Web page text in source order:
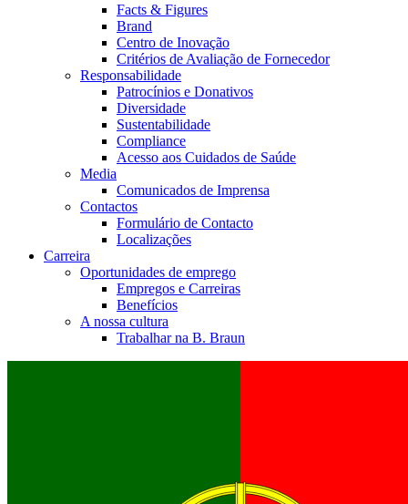
Facts & Figures
Brand
Centro de Inovação
Critérios de Avaliação de Fornecedor
Responsabilidade
Patrocínios e Donativos
Diversidade
Sustentabilidade
Compliance
Acesso aos Cuidados de Saúde
Media
Comunicados de Imprensa
Contactos
Formulário de Contacto
Localizações
Carreira
Oportunidades de emprego
Empregos e Carreiras
Benefícios
A nossa cultura
Trabalhar na B. Braun